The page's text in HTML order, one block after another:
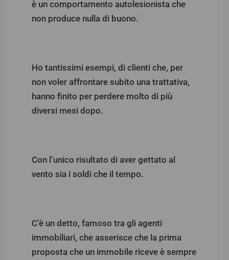
è un comportamento autolesionista che
non produce nulla di buono.
Ho tantissimi esempi, di clienti che, per
non voler affrontare subito una trattativa,
hanno finito per perdere molto di più
diversi mesi dopo.
Con l’unico risultato di aver gettato al
vento sia i soldi che il tempo.
C’è un detto, famoso tra gli agenti
immobiliari, che asserisce che la prima
proposta che un immobile riceve è sempre